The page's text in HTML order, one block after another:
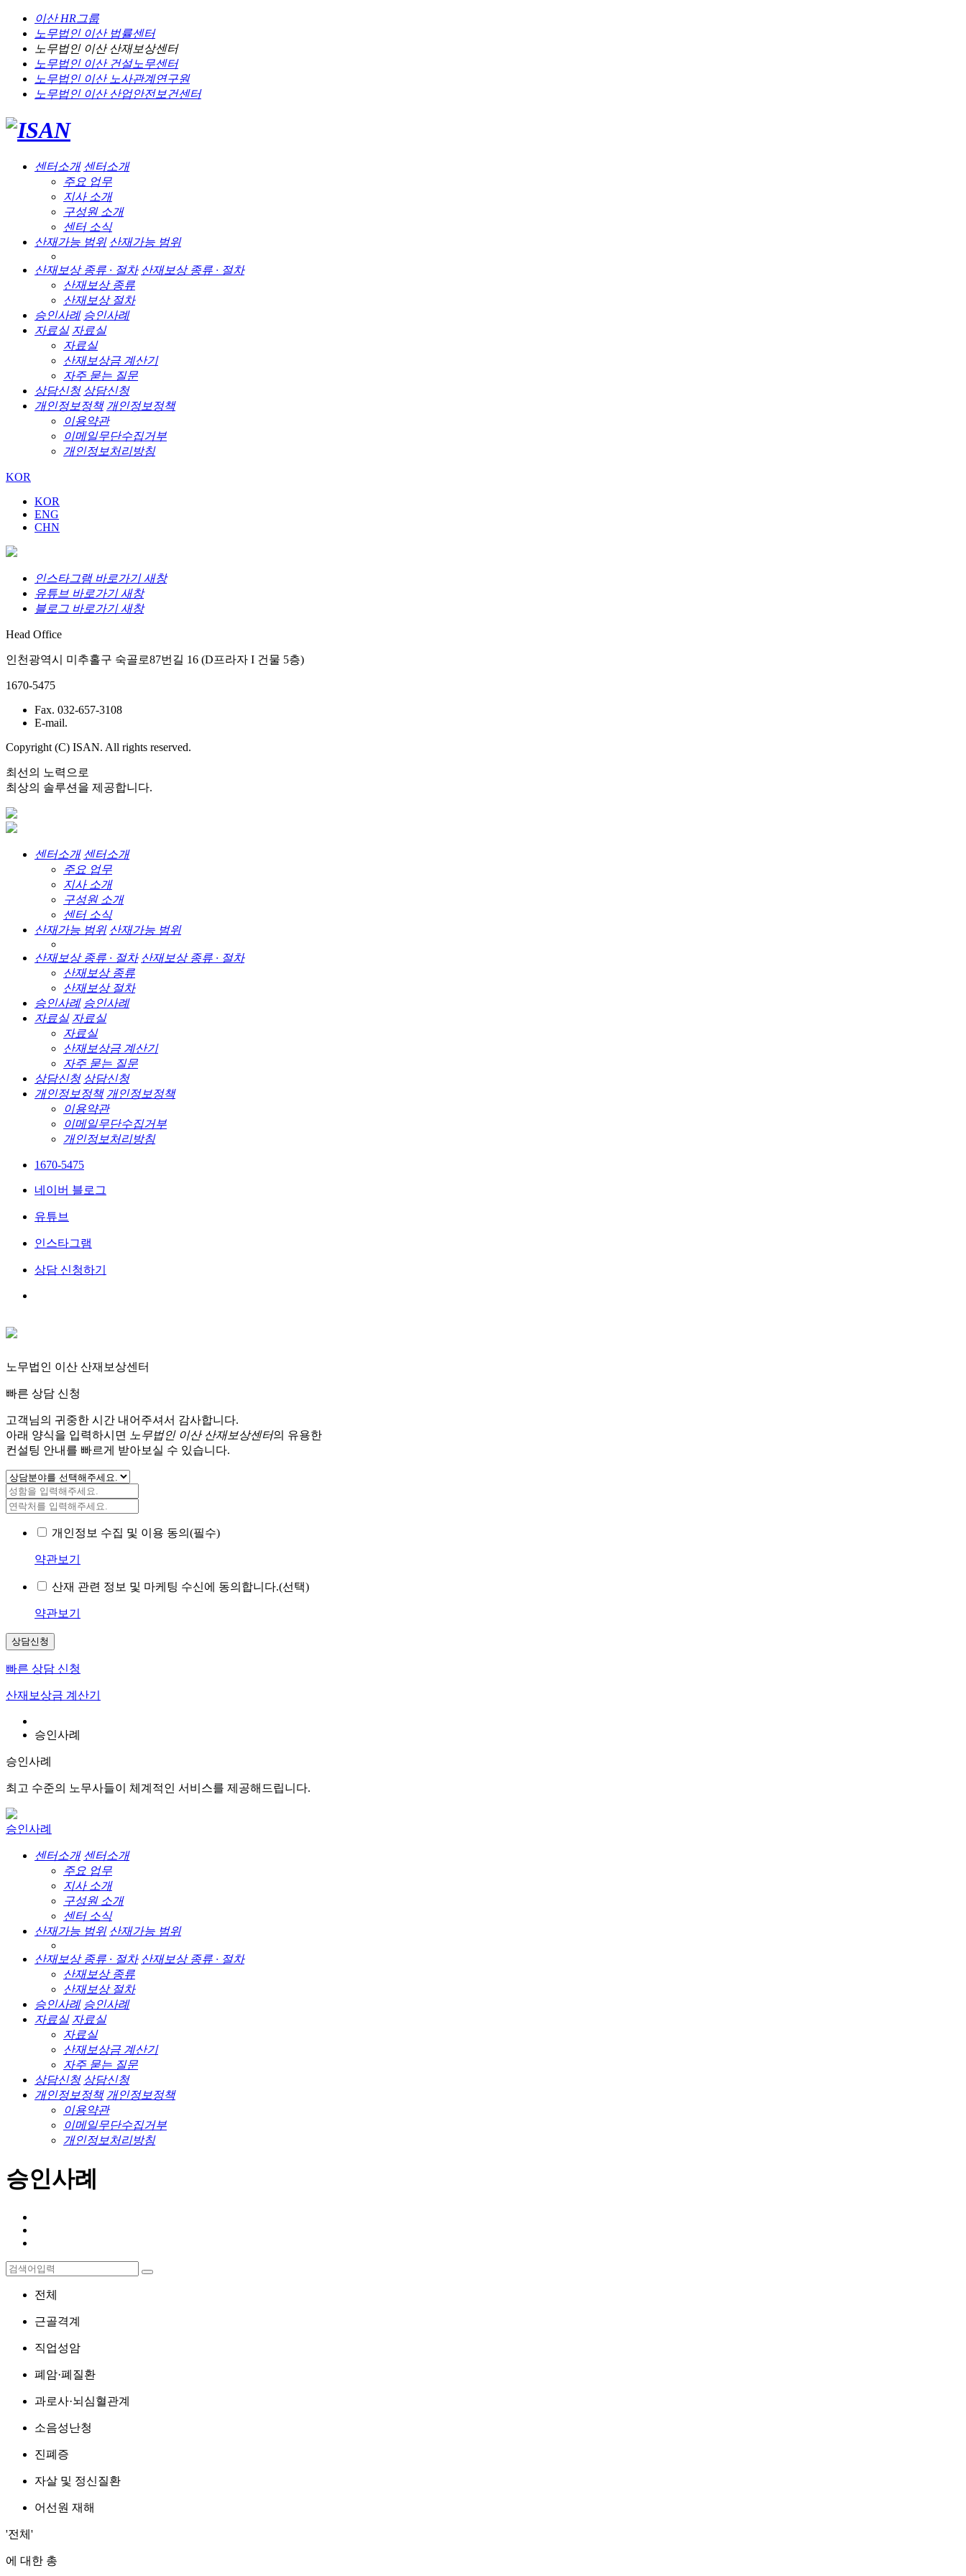
이산 HR그룹
노무법인 이산법률센터
노무법인 이산산재보상센터
노무법인 이산건설노무센터
노무법인 이산노사관계연구원
노무법인 이산산업안전보건센터
센터소개 센터소개
주요 업무
지사 소개
구성원 소개
센터 소식
산재가능 범위 산재가능 범위
산재보상 종류 · 절차 산재보상 종류 · 절차
산재보상 종류
산재보상 절차
승인사례 승인사례
자료실 자료실
자료실
산재보상금 계산기
자주 묻는 질문
상담신청 상담신청
개인정보정책 개인정보정책
이용약관
이메일무단수집거부
개인정보처리방침
KOR
KOR
ENG
CHN
인스타그램 바로가기 새창
유튜브 바로가기 새창
블로그 바로가기 새창
Head Office
인천광역시 미추홀구 숙골로87번길 16 (D프라자 I 건물 5층)
1670-5475
Fax. 032-657-3108
E-mail.
Copyright (C) ISAN. All rights reserved.
최선의 노력으로
최상의 솔루션을 제공합니다.
센터소개 센터소개
주요 업무
지사 소개
구성원 소개
센터 소식
산재가능 범위 산재가능 범위
산재보상 종류 · 절차 산재보상 종류 · 절차
산재보상 종류
산재보상 절차
승인사례 승인사례
자료실 자료실
자료실
산재보상금 계산기
자주 묻는 질문
상담신청 상담신청
개인정보정책 개인정보정책
이용약관
이메일무단수집거부
개인정보처리방침
1670-5475
네이버 블로그
유튜브
인스타그램
상담 신청하기
노무법인 이산 산재보상센터
빠른 상담 신청
고객님의 귀중한 시간 내어주셔서 감사합니다.
아래 양식을 입력하시면
노무법인 이산 산재보상센터의 유용한
컨설팅 안내를 빠르게 받아보실 수 있습니다.
개인정보 수집 및 이용 동의(필수)
약관보기
산재 관련 정보 및 마케팅 수신에 동의합니다.(선택)
약관보기
상담신청
빠른 상담 신청
산재보상금 계산기
승인사례
승인사례
최고 수준의 노무사들이 체계적인 서비스를 제공해드립니다.
승인사례
센터소개 센터소개
주요 업무
지사 소개
구성원 소개
센터 소식
산재가능 범위 산재가능 범위
산재보상 종류 · 절차 산재보상 종류 · 절차
산재보상 종류
산재보상 절차
승인사례 승인사례
자료실 자료실
자료실
산재보상금 계산기
자주 묻는 질문
상담신청 상담신청
개인정보정책 개인정보정책
이용약관
이메일무단수집거부
개인정보처리방침
승인사례
전체
근골격계
직업성암
폐암·폐질환
과로사·뇌심혈관계
소음성난청
진폐증
자살 및 정신질환
어선원 재해
'전체'
에 대한 총